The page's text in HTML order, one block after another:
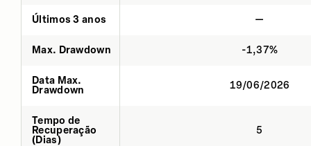
Últimos 3 anos —
Max. Drawdown -1,37%
Data Max.
Drawdown
19/06/2026
Tempo de
Recuperação
(Dias)
5